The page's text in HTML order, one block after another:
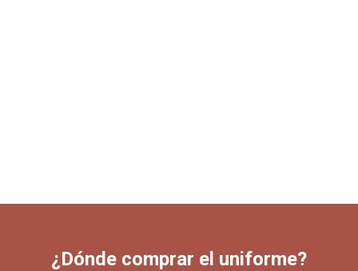
¿Dónde comprar el uniforme?